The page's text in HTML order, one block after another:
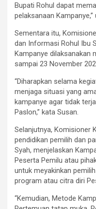
Bupati Rohul dapat
pelaksanaan
Sementara itu,
dan Informasi Rohul Ibu
Kampanye dilaksanakan
sampai 23 November
“Diharapkan selama
menjaga situasi yang
kampanye agar tidak
Paslon,” kata Susan.
Selanjutnya, Komisioner
pendidikan pemilih dan
Syah, menjelaskan
Peserta Pemilu atau
untuk meyakinkan
program atau citra diri
“Kemudian, Metode